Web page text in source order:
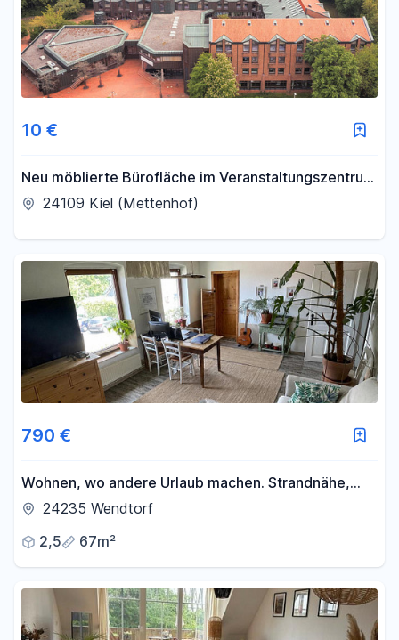
10 €
Neu möblierte Bürofläche im Veranstaltungszentrum
Kiel zu vermieten
24109 Kiel (Mettenhof)
790 €
Wohnen, wo andere Urlaub machen. Strandnähe,
Gartenecke. 2 Zimmer Wohnung für Singles oder
24235 Wendtorf
2,5
67m²